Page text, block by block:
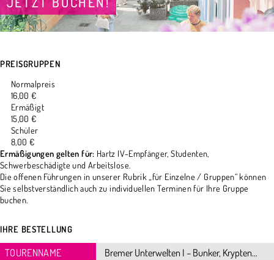
PREISGRUPPEN
Normalpreis
16,00 €
Ermäßigt
15,00 €
Schüler
8,00 €
Ermäßigungen gelten für: Hartz IV-Empfänger, Studenten,
Schwerbeschädigte und Arbeitslose.
Die offenen Führungen in unserer Rubrik „für Einzelne / Gruppen“ können
Sie selbstverständlich auch zu individuellen Terminen für Ihre Gruppe
buchen.
IHRE BESTELLUNG
TOURENNAME